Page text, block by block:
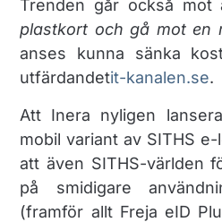
Trenden går också mot
plastkort och gå mot en
anses kunna sänka
utfärdandet​it-kanalen.se.
Att Inera nyligen
mobil variant av SITHS
att även SITHS-världen
på smidigare
(framför allt Freja eID